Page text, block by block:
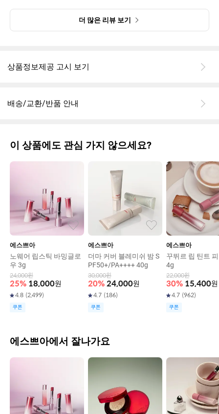
더 많은 리뷰 보기
상품정보제공 고시 보기
배송/교환/반품 안내
이 상품에도 관심 가지 않으세요?
에스쁘아
노웨어 립스틱 바밍글로
우 3g
24,000원
25% 18,000원
4.8 (2,499)
쿠폰
에스쁘아
더마 커버 블레미쉬 밤 S
PF50+/PA++++ 40g
30,000원
20% 24,000원
4.7 (186)
쿠폰
에스쁘아
꾸뛰르 립 틴트
4g
22,000원
30% 15,400원
4.7 (962)
쿠폰
에스쁘아에서 잘나가요